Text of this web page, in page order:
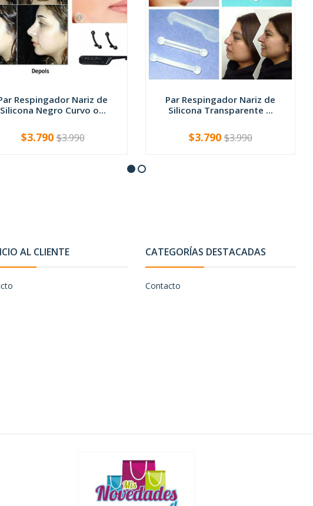
Respingador Nariz de
Silicona Negro Curvo o...
VER OPCIONES
$3.790$3.990
Par Respingador Nariz de
Silicona Transparente ...
VER OPCIONES
$3.790$3.990
AL CLIENTE CATEGORÍAS DESTACADAS
Contacto